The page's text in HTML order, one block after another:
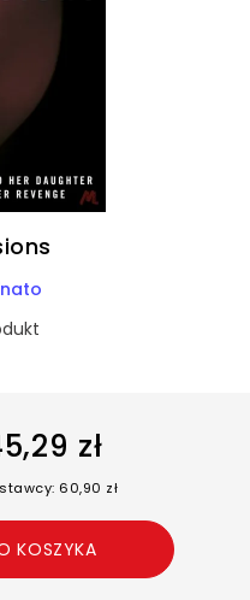
zł
60,90 zł
KOSZYKA